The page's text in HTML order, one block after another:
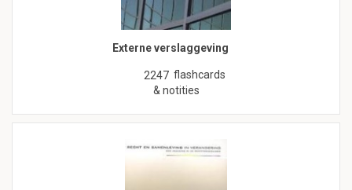
Externe verslaggeving
2247 flashcards
& notities